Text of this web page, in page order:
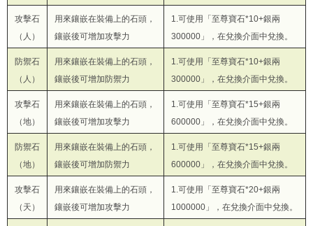
攻擊石
（人）
用來鑲嵌在裝備上的石頭，
鑲嵌後可增加攻擊力
1.可使用「至尊寶石*10+銀兩
300000」，在兌換介面中兌換。
防禦石
（人）
用來鑲嵌在裝備上的石頭，
鑲嵌後可增加防禦力
1.可使用「至尊寶石*10+銀兩
300000」，在兌換介面中兌換。
攻擊石
（地）
用來鑲嵌在裝備上的石頭，
鑲嵌後可增加攻擊力
1.可使用「至尊寶石*15+銀兩
600000」，在兌換介面中兌換。
防禦石
（地）
用來鑲嵌在裝備上的石頭，
鑲嵌後可增加防禦力
1.可使用「至尊寶石*15+銀兩
600000」，在兌換介面中兌換。
攻擊石
（天）
用來鑲嵌在裝備上的石頭，
鑲嵌後可增加攻擊力
1.可使用「至尊寶石*20+銀兩
1000000」，在兌換介面中兌換。